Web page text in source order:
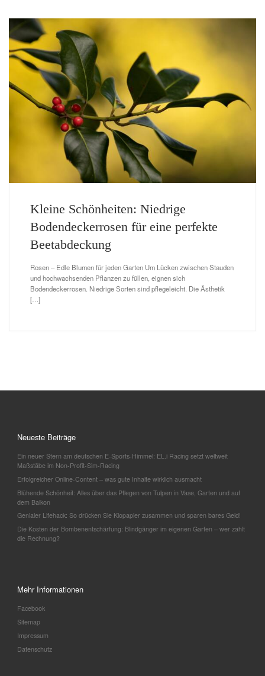
Kleine Schönheiten: Niedrige
Bodendeckerrosen für eine perfekte
Beetabdeckung
Rosen – Edle Blumen für jeden Garten Um Lücken zwischen Stauden
und hochwachsenden Pflanzen zu füllen, eignen sich
Bodendeckerrosen. Niedrige Sorten sind pflegeleicht. Die Ästhetik
[…]
Neueste Beiträge
Ein neuer Stern am deutschen E-Sports-Himmel: EL.i Racing setzt weltweit
Maßstäbe im Non-Profit-Sim-Racing
Erfolgreicher Online-Content – was gute Inhalte wirklich ausmacht
Blühende Schönheit: Alles über das Pflegen von Tulpen in Vase, Garten und auf
dem Balkon
Genialer Lifehack: So drücken Sie Klopapier zusammen und sparen bares Geld!
Die Kosten der Bombenentschärfung: Blindgänger im eigenen Garten – wer zahlt
die Rechnung?
Mehr Informationen
Facebook
Sitemap
Impressum
Datenschutz